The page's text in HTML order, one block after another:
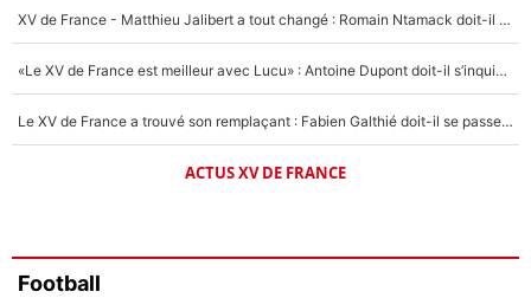
XV de France - Matthieu Jalibert a tout changé : Romain Ntamack doit-il s’inquiéter pour sa place à un an de la Coupe du monde ?
«Le XV de France est meilleur avec Lucu» : Antoine Dupont doit-il s’inquiéter pour sa place ?
Le XV de France a trouvé son remplaçant : Fabien Galthié doit-il se passer d'Antoine Dupont ?
ACTUS XV DE FRANCE
Football